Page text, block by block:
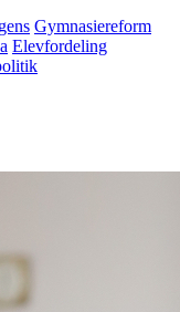
Gymnasiereform
Elevfordeling